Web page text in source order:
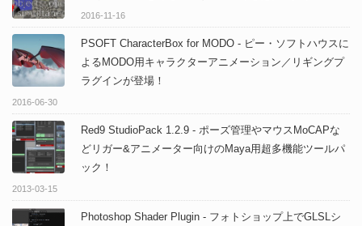
2016-11-16
PSOFT CharacterBox for MODO - ピー・ソフトハウスに
よるMODO用キャラクターアニメーション／リギングプ
ラグインが登場！
2016-06-30
Red9 StudioPack 1.2.9 - ポーズ管理やマウスMoCAPな
どリガー&アニメーター向けのMaya用超多機能ツールパ
ック！
2013-03-15
Photoshop Shader Plugin - フォトショップ上でGLSLシ